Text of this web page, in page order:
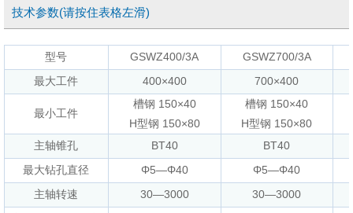
技术参数(请按住表格左滑)
型号 GSWZ400/3A GSWZ700/3A
最大工件
400×400 700×400
最小工件
槽钢 150×40
H型钢 150×80
槽钢 150×40
H型钢 150×80
主轴锥孔
BT40
BT40
最大钻孔直径
Φ5—Φ40
Φ5—Φ40
主轴转速
30—3000
30—3000